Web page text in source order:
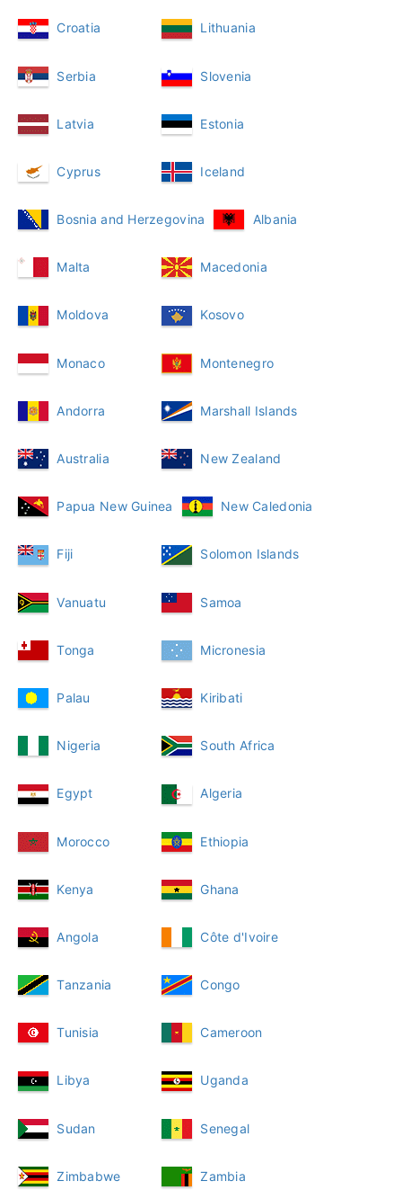
Croatia Lithuania
Serbia Slovenia
Latvia Estonia
Cyprus Iceland
Bosnia and Herzegovina Albania
Malta Macedonia
Moldova Kosovo
Monaco Montenegro
Andorra Marshall Islands
Australia New Zealand
Papua New Guinea New Caledonia
Fiji Solomon Islands
Vanuatu Samoa
Tonga Micronesia
Palau Kiribati
Nigeria South Africa
Egypt Algeria
Morocco Ethiopia
Kenya Ghana
Angola Côte d'Ivoire
Tanzania Congo
Tunisia Cameroon
Libya Uganda
Sudan Senegal
Zimbabwe Zambia